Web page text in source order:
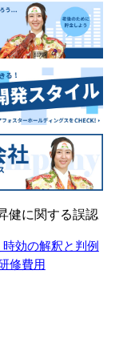
健に関する誤認
時効の解釈と判例
修費用